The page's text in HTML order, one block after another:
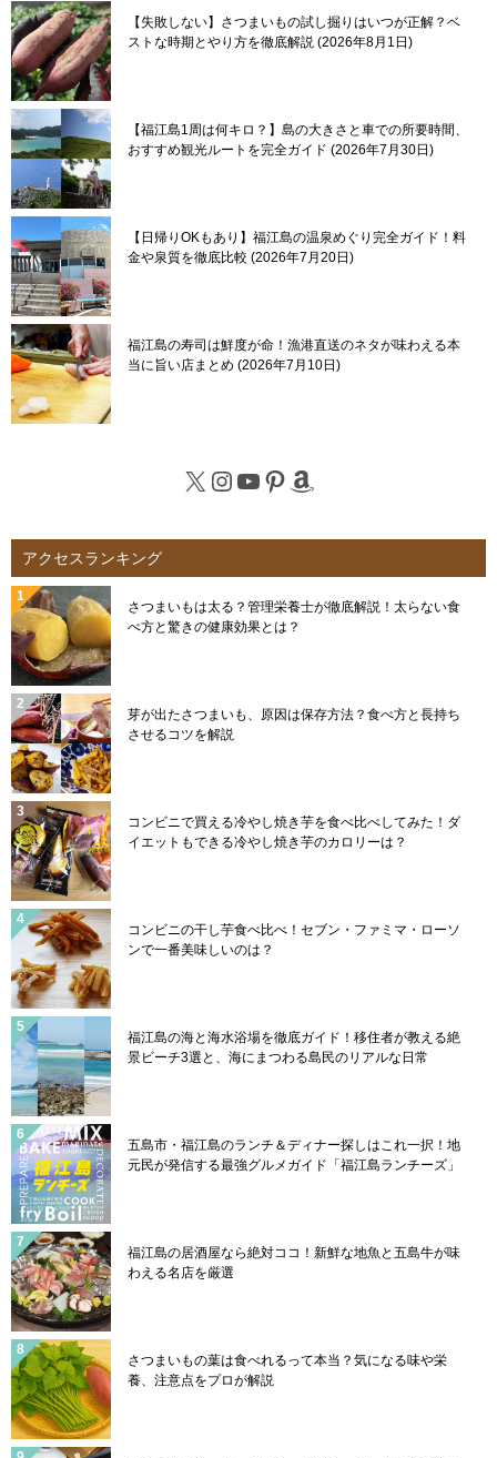
【失敗しない】さつまいもの試し掘りはいつが正解？ベ
ストな時期とやり方を徹底解説 2026年8月1日
【福江島1周は何キロ？】島の大きさと車での所要時間、
おすすめ観光ルートを完全ガイド 2026年7月30日
【日帰りOKもあり】福江島の温泉めぐり完全ガイド！料
金や泉質を徹底比較 2026年7月20日
福江島の寿司は鮮度が命！漁港直送のネタが味わえる本
当に旨い店まとめ 2026年7月10日
X Instagram
YouTube
Pinterest
Amazon
アクセスランキング
さつまいもは太る？管理栄養士が徹底解説！太らない食
べ方と驚きの健康効果とは？
芽が出たさつまいも、原因は保存方法？食べ方と長持ち
させるコツを解説
コンビニで買える冷やし焼き芋を食べ比べしてみた！ダ
イエットもできる冷やし焼き芋のカロリーは？
コンビニの干し芋食べ比べ！セブン・ファミマ・ローソ
ンで一番美味しいのは？
福江島の海と海水浴場を徹底ガイド！移住者が教える絶
景ビーチ3選と、海にまつわる島民のリアルな日常
五島市・福江島のランチ＆ディナー探しはこれ一択！地
元民が発信する最強グルメガイド「福江島ランチーズ」
福江島の居酒屋なら絶対ココ！新鮮な地魚と五島牛が味
わえる名店を厳選
さつまいもの葉は食べれるって本当？気になる味や栄
養、注意点をプロが解説